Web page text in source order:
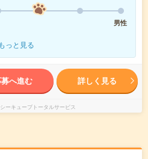
男性
もっと見る
へ進む 詳しく見る
ーキューブトータルサービス